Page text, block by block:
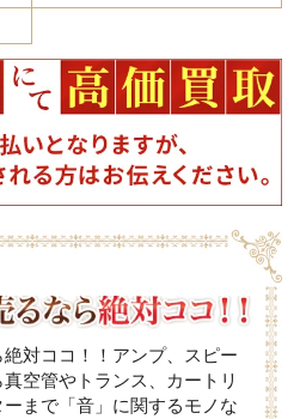
対ココ！！アンプ、スピー
空管やトランス、カートリ
まで「音」に関するモノな